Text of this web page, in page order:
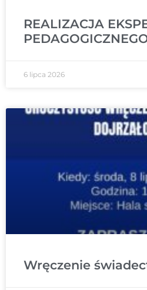
REALIZACJA
6 lipca 2026
Wręczenie